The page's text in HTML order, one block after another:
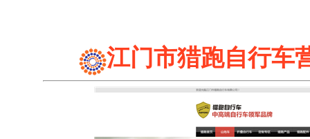
江门市猎跑自行车